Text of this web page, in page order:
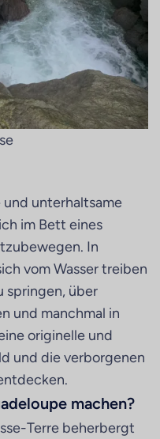
unterhaltsame
im Bett eines
In
vom Wasser treiben
springen, über
und manchmal in
originelle und
und die verborgenen
machen?
Terre beherbergt